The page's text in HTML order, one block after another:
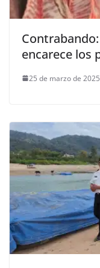
encarece los
25 de marzo de 2025